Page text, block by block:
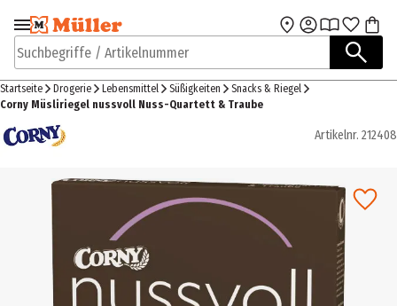
Zur Navigation
springen
Zum Hauptinhalt
Suchbegriffe / Artikelnummer
Startseite Drogerie Lebensmittel Süßigkeiten
Snacks & Riegel
Corny Müsliriegel nussvoll Nuss-Quartett & Traube
Artikelnr. 212408